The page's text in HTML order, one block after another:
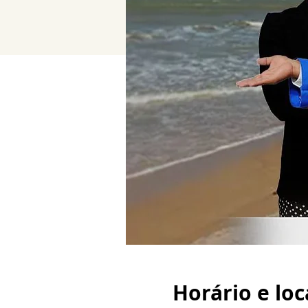
Horário e